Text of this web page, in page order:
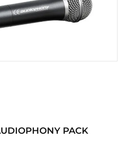
PACK